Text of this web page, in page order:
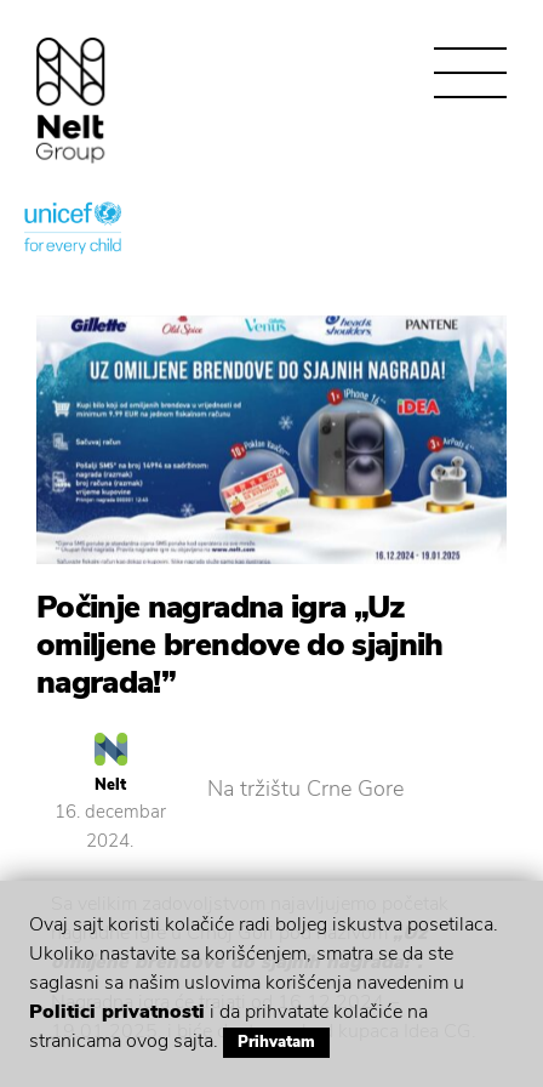
Počinje nagradna igra „Uz
omiljene brendove do sjajnih
nagrada!”
Nelt
16. decembar
2024.
Na tržištu Crne Gore
nagradne igre u Crnoj Gori pod nazivom„Uz
omiljene brendove do sjajnih nagrada!”.
Nagradna igra će trajati od 16.12.2024 –
19.01.2025. i biće dostupne kod kupaca Idea CG.
Ovaj sajt koristi kolačiće radi boljeg iskustva posetilaca.
Ukoliko nastavite sa korišćenjem, smatra se da ste
saglasni sa našim uslovima korišćenja navedenim u
Politici privatnosti i da prihvatate kolačiće na
stranicama ovog sajta.
Prihvatam